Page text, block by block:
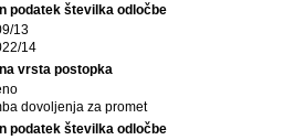
podatek številka odločbe
13
14
vrsta postopka
dovoljenja za promet
podatek številka odločbe